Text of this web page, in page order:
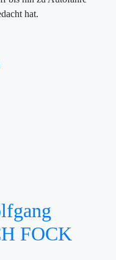
hat.
FOCK